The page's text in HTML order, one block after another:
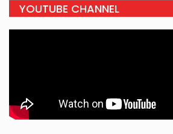
YOUTUBE CHANNEL